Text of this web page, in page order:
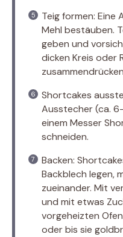
Teig formen:
Mehl bestäuben.
geben und
dicken Kreis oder
Shortcakes
Ausstecher (ca.
einem Messer
schneiden.
Backen:
Backblech legen,
zueinander. Mit
und mit etwas
vorgeheizten
oder bis sie